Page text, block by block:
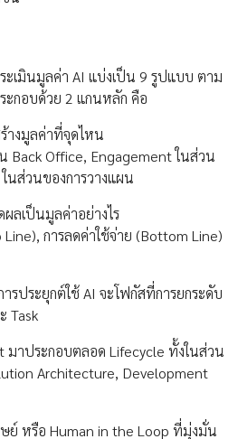
ะเมินมูลค่า AI แบ่งเป็น 9 รูปแบบ ตาม
ะกอบด้วย 2 แกนหลัก คือ
างมูลค่าที่จุดไหน
Back Office, Engagement ในส่วน
นส่วนของการวางแผน
ลเป็นมูลค่าอย่างไร
Line), การลดค่าใช้จ่าย (Bottom Line)
รประยุกต์ใช้ AI จะโฟกัสที่การยกระดับ
Task
มาประกอบตลอด Lifecycle ทั้งในส่วน
Architecture, Development
ย์ หรือ Human in the Loop ที่มุ่งมั่น